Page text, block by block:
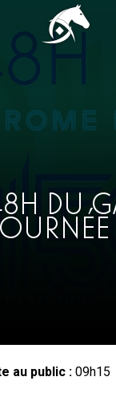
DU
au public : 09h15